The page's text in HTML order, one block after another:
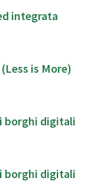
integrata
is More)
borghi digitali
borghi digitali